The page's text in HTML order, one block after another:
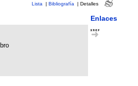
Lista | Bibliografía | Detalles
Enlaces